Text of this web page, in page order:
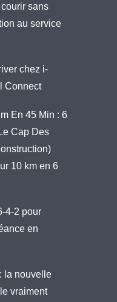
sans
au service
chez i-
Connect
En 45 Min : 6
Cap Des
10 km en 6
4-2 pour
en
la nouvelle
vraiment